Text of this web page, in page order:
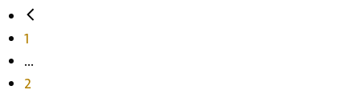
1
...
2